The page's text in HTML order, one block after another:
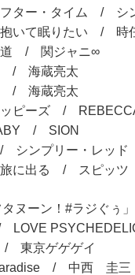
ター・タイム / シ
いて眠りたい / 時
道 / 関ジャニ∞
/ 海蔵亮太
/ 海蔵亮太
ッピーズ /
/ SION
ンプリー・レッド
旅に出る / スピッツ
タヌーン！#ラジぐぅ
東京ゲゲゲイ
/ 中西 圭三